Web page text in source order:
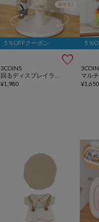
5％OFFクーポン

3COINS
¥1,980
5％
¥